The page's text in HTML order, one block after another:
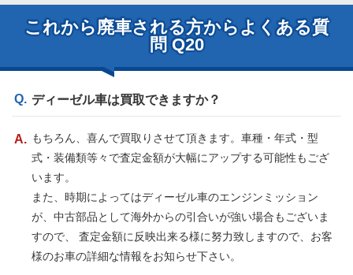
これから廃車される方からよくある質
問 Q20
ディーゼル車は買取できますか？
もちろん、喜んで買取りさせて頂きます。車種・年式・型
式・装備類等々で査定金額が大幅にアップする可能性もござ
います。
また、時期によってはディーゼル車のエンジンミッション
が、中古部品として海外からの引合いが強い場合もございま
すので、 査定金額に反映出来る様に努力致しますので、お客
様のお車の詳細な情報をお知らせ下さい。